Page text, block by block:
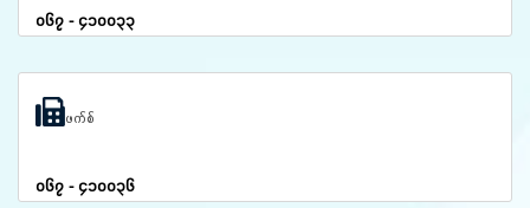
၀၆၇ - ၄၁၀၀၃၃
ဖက်စ်
၀၆၇ - ၄၁၀၀၃၆